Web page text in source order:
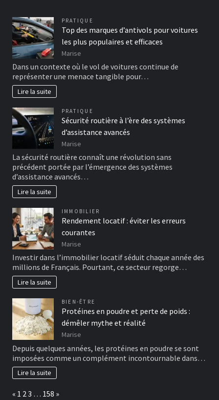
PRATIQUE
Top des marques d’antivols pour voitures
les plus populaires et efficaces
Marise
Dans un contexte où le vol de voitures continue de
représenter une menace tangible pour…
Lire la suite
PRATIQUE
Sécurité routière à l’ère des systèmes
d’assistance avancés
Marise
La sécurité routière connaît une révolution sans
précédent portée par l’émergence des systèmes
d’assistance avancés…
Lire la suite
IMMOBILIER
Rendement locatif : éviter les erreurs
courantes
Marise
Investir dans l’immobilier locatif séduit chaque année des
millions de Français. Pourtant, ce secteur regorge…
Lire la suite
BIEN-ÊTRE
Protéines en poudre et perte de poids :
démêler mythe et réalité
Marise
Depuis quelques années, les protéines en poudre se sont
imposées comme un complément incontournable dans…
Lire la suite
Page:
Previous
« 1 23 … 158 Next
»